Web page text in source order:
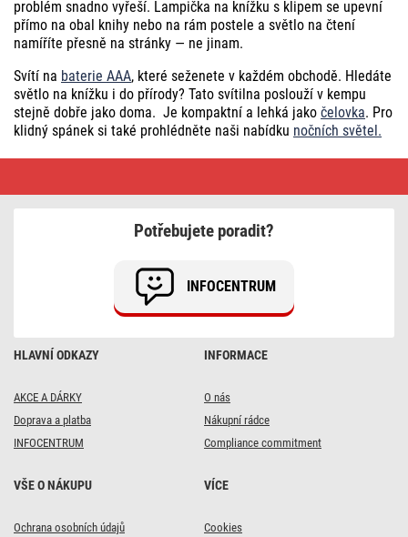
problém snadno vyřeší. Lampička na knížku s klipem se upevní
přímo na obal knihy nebo na rám postele a světlo na čtení
namíříte přesně na stránky — ne jinam.
Svítí na baterie AAA, které seženete v každém obchodě. Hledáte
světlo na knížku i do přírody? Tato svítilna poslouží v kempu
stejně dobře jako doma. Je kompaktní a lehká jako čelovka. Pro
klidný spánek si také prohlédněte naši nabídku nočních světel.
klipem
HLAVNÍ ODKAZY
AKCE A DÁRKY
Doprava a platba
INFOCENTRUM
INFORMACE
O nás
Nákupní rádce
Compliance commitment
VŠE O NÁKUPU
Ochrana osobních údajů
VÍCE
Cookies
Potřebujete poradit?
INFOCENTRUM